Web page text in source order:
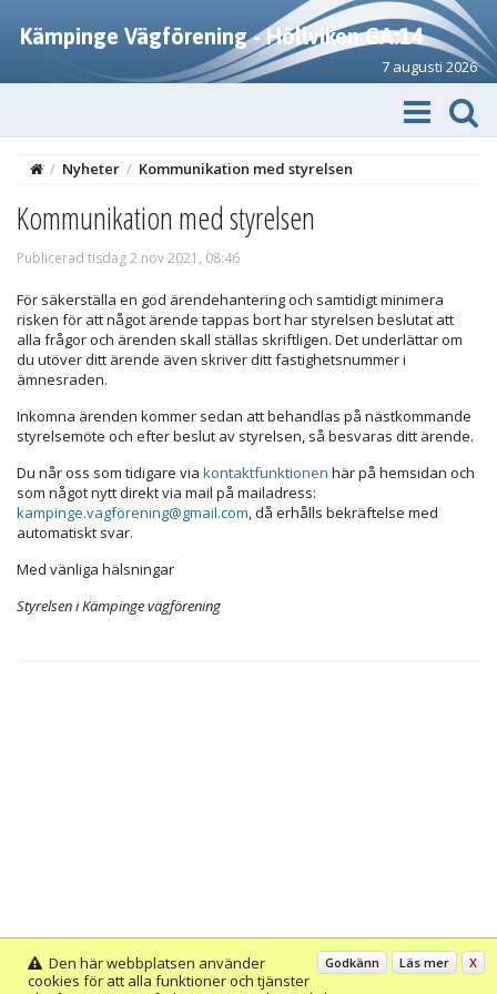
Kämpinge Vägförening - Höllviken GA:14
7 augusti 2026
/ Nyheter / Kommunikation med styrelsen
Kommunikation med styrelsen
Publicerad tisdag 2 nov 2021, 08:46
För säkerställa en god ärendehantering och samtidigt minimera
risken för att något ärende tappas bort har styrelsen beslutat att
alla frågor och ärenden skall ställas skriftligen. Det underlättar om
du utöver ditt ärende även skriver ditt fastighetsnummer i
ämnesraden.
Inkomna ärenden kommer sedan att behandlas på nästkommande
styrelsemöte och efter beslut av styrelsen, så besvaras ditt ärende.
Du når oss som tidigare via kontaktfunktionen här på hemsidan och
som något nytt direkt via mail på mailadress:
kampinge.vagförening@gmail.com, då erhålls bekräftelse med
automatiskt svar.
Med vänliga hälsningar
Styrelsen i Kämpinge vägförening
Godkänn Läs mer X
Den här webbplatsen använder
cookies för att alla funktioner och tjänster